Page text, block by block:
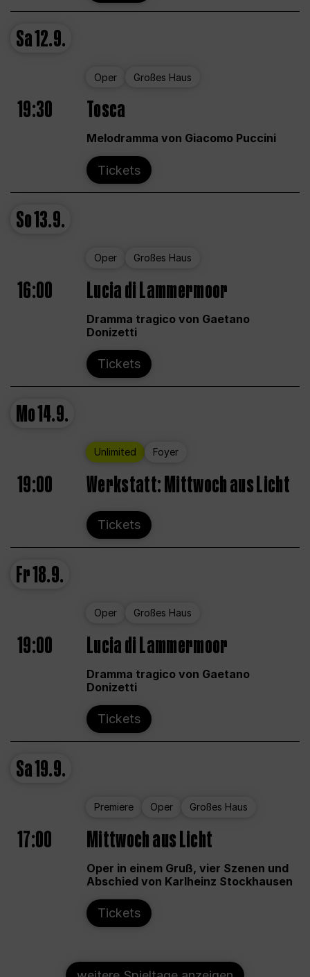
Sa12.9.
Oper Großes Haus
19:30 Tosca
Melodramma von Giacomo Puccini
Tickets
So13.9.
Oper Großes Haus
16:00 Lucia di Lammermoor
Dramma tragico von Gaetano
Donizetti
Tickets
Mo14.9.
Unlimited Foyer
19:00 Werkstatt: Mittwoch aus Licht
Tickets
Fr18.9.
Oper Großes Haus
19:00 Lucia di Lammermoor
Dramma tragico von Gaetano
Donizetti
Tickets
Sa19.9.
Premiere Oper Großes Haus
17:00 Mittwoch aus Licht
Oper in einem Gruß, vier Szenen und
Abschied von Karlheinz Stockhausen
Tickets